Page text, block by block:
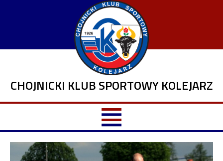
CHOJNICKI KLUB SPORTOWY KOLEJARZ